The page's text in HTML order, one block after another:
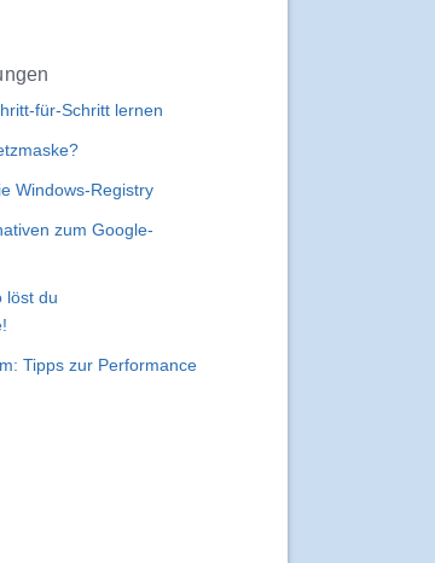
für-Schritt lernen
Windows-Registry
zum Google-
löst du
Tipps zur Performance